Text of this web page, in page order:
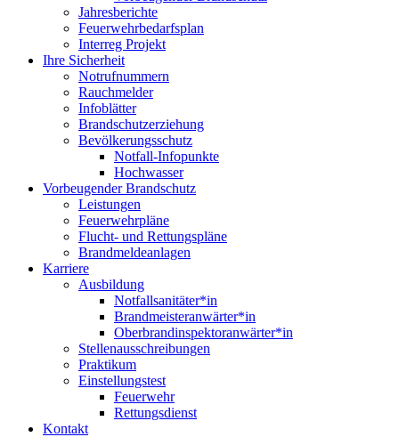
Jahresberichte
Feuerwehrbedarfsplan
Interreg Projekt
Ihre Sicherheit
Notrufnummern
Rauchmelder
Infoblätter
Brandschutzerziehung
Bevölkerungsschutz
Notfall-Infopunkte
Hochwasser
Vorbeugender Brandschutz
Leistungen
Feuerwehrpläne
Flucht- und Rettungspläne
Brandmeldeanlagen
Karriere
Ausbildung
Notfallsanitäter*in
Brandmeisteranwärter*in
Oberbrandinspektoranwärter*in
Stellenausschreibungen
Praktikum
Einstellungstest
Feuerwehr
Rettungsdienst
Kontakt